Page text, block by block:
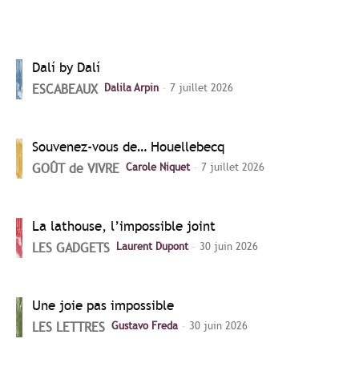
Dalí by Dalí
ESCABEAUX Dalila Arpin - 7 juillet 2026
Souvenez-vous de… Houellebecq
GOÛT de VIVRE Carole Niquet - 7 juillet 2026
La lathouse, l’impossible joint
LES GADGETS Laurent Dupont - 30 juin 2026
Une joie pas impossible
LES LETTRES Gustavo Freda - 30 juin 2026